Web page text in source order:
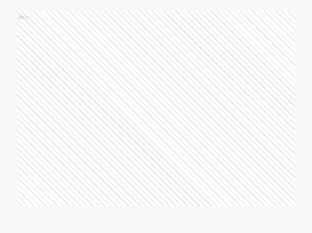
Ads